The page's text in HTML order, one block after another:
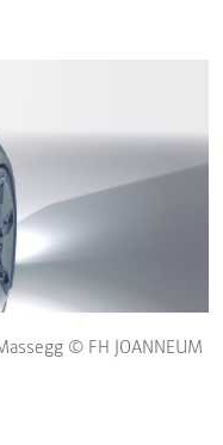
© FH JOANNEUM